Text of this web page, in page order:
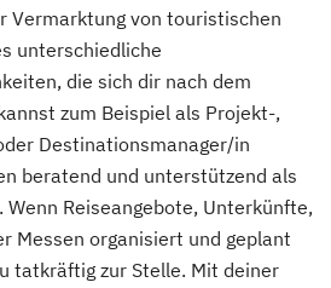
Vermarktung von touristischen
unterschiedliche
die sich dir nach dem
zum Beispiel als Projekt-,
Destinationsmanager/in
beratend und unterstützend als
Wenn Reiseangebote, Unterkünfte,
Messen organisiert und geplant
tatkräftig zur Stelle. Mit deiner